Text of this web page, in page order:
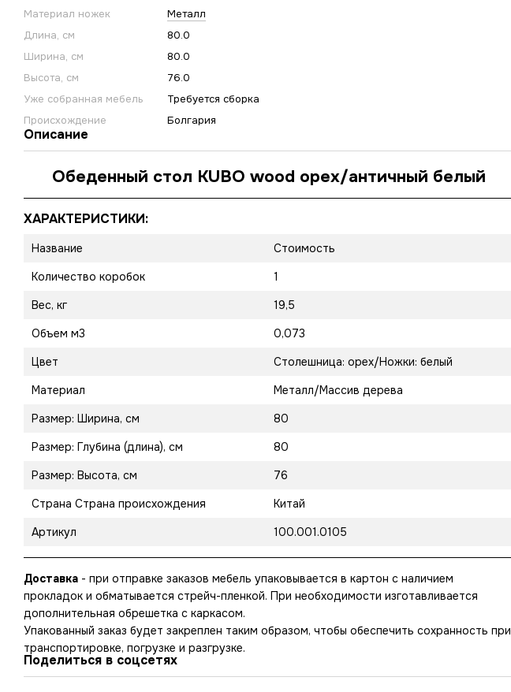
Материал ножек
Металл
Длина, см
80.0
Ширина, см
80.0
Высота, см
76.0
Уже собранная мебель
Требуется сборка
Происхождение
Болгария
Описание
Обеденный стол KUBO wood орех/античный белый
ХАРАКТЕРИСТИКИ:
Название
Стоимость
Количество коробок
1
Вес, кг
19,5
Объем м3
0,073
Цвет
Столешница: орех/Ножки: белый
Материал
Металл/Массив дерева
Размер: Ширина, см
80
Размер: Глубина (длина), см
80
Размер: Высота, см
76
Страна Страна происхождения
Китай
Артикул
100.001.0105
Доставка - при отправке заказов мебель упаковывается в картон с наличием
прокладок и обматывается стрейч-пленкой. При необходимости изготавливается
дополнительная обрешетка с каркасом.
Упакованный заказ будет закреплен таким образом, чтобы обеспечить сохранность при
транспортировке, погрузке и разгрузке.
Поделиться в соцсетях